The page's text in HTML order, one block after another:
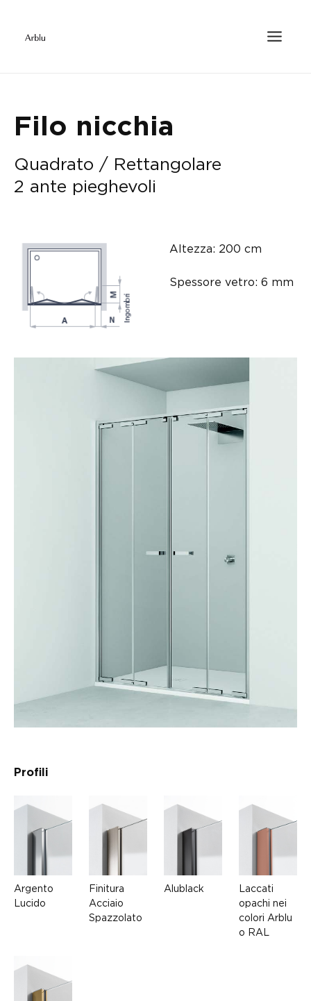
Filo nicchia
Quadrato / Rettangolare
2 ante pieghevoli
Altezza: 200 cm
Spessore vetro: 6 mm
Profili
Argento
Lucido
Finitura
Acciaio
Spazzolato
Alublack
Laccati
opachi nei
colori Arblu
o RAL